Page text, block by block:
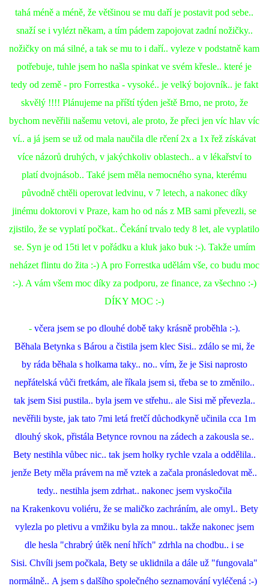
tahá méně a méně, že většinou se mu daří je postavit pod sebe..
snaží se i vylézt někam, a tím pádem zapojovat zadní nožičky..
nožičky on má silné, a tak se mu to i daří.. vyleze v podstatně kam
potřebuje, tuhle jsem ho našla spinkat ve svém křesle.. které je
tedy od země - pro Forrestka - vysoké.. je velký bojovník.. je fakt
skvělý !!!! Plánujeme na příští týden ještě Brno, ne proto, že
bychom nevěřili našemu vetovi, ale proto, že přeci jen víc hlav víc
ví.. a já jsem se už od mala naučila dle rčení 2x a 1x řež získávat
více názorů druhých, v jakýchkoliv oblastech.. a v lékařství to
platí dvojnásob.. Také jsem měla nemocného syna, kterému
původně chtěli operovat ledvinu, v 7 letech, a nakonec díky
jinému doktorovi v Praze, kam ho od nás z MB sami převezli, se
zjistilo, že se vyplatí počkat.. Čekání trvalo tedy 8 let, ale vyplatilo
se. Syn je od 15ti let v pořádku a kluk jako buk :-). Takže umím
neházet flintu do žita :-) A pro Forrestka udělám vše, co budu moc
:-). A vám všem moc díky za podporu, ze finance, za všechno :-)
DÍKY MOC :-)
- včera jsem se po dlouhé době taky krásně proběhla :-).
Běhala Betynka s Bárou a čistila jsem klec Sisi.. zdálo se mi, že
by ráda běhala s holkama taky.. no.. vím, že je Sisi naprosto
nepřátelská vůči fretkám, ale říkala jsem si, třeba se to změnilo..
tak jsem Sisi pustila.. byla jsem ve střehu.. ale Sisi mě převezla..
nevěřili byste, jak tato 7mi letá fretčí důchodkyně učinila cca 1m
dlouhý skok, přistála Betynce rovnou na zádech a zakousla se..
Bety nestihla vůbec nic.. tak jsem holky rychle vzala a oddělila..
jenže Bety měla právem na mě vztek a začala pronásledovat mě..
tedy.. nestihla jsem zdrhat.. nakonec jsem vyskočila
na Krakenkovu voliéru, že se maličko zachráním, ale omyl.. Bety
vylezla po pletivu a vmžiku byla za mnou.. takže nakonec jsem
dle hesla "chrabrý útěk není hřích" zdrhla na chodbu.. i se
Sisi. Chvíli jsem počkala, Bety se uklidnila a dále už "fungovala"
normálně.. A jsem s dalšího společného seznamování vyléčená :-)